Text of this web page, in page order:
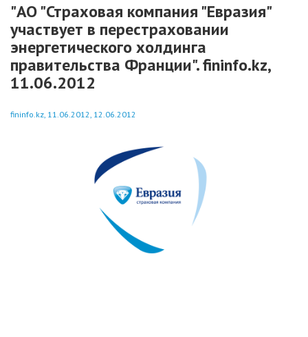
"АО "Страховая компания "Евразия"
участвует в перестраховании
энергетического холдинга
правительства Франции". fininfo.kz,
11.06.2012
fininfo.kz, 11.06.2012, 12.06.2012